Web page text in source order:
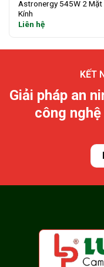
Astronergy 545W 2 Mặt
Kính
Liên hệ
KẾT
Giải pháp an
công